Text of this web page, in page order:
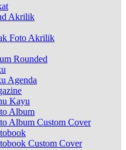
Akrilik
Foto Akrilik
Rounded
Agenda
Kayu
Album
Album Custom Cover
Custom Cover